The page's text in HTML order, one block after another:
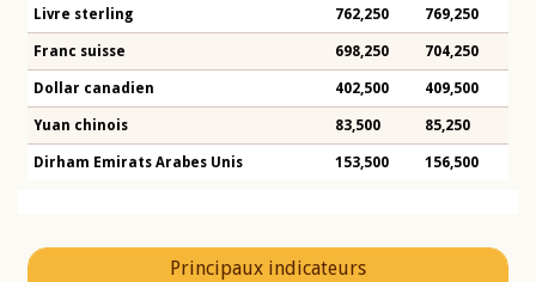
Livre sterling 762,250 769,250
Franc suisse 698,250 704,250
Dollar canadien 402,500 409,500
Yuan chinois 83,500 85,250
Dirham Emirats Arabes Unis 153,500 156,500
Principaux indicateurs